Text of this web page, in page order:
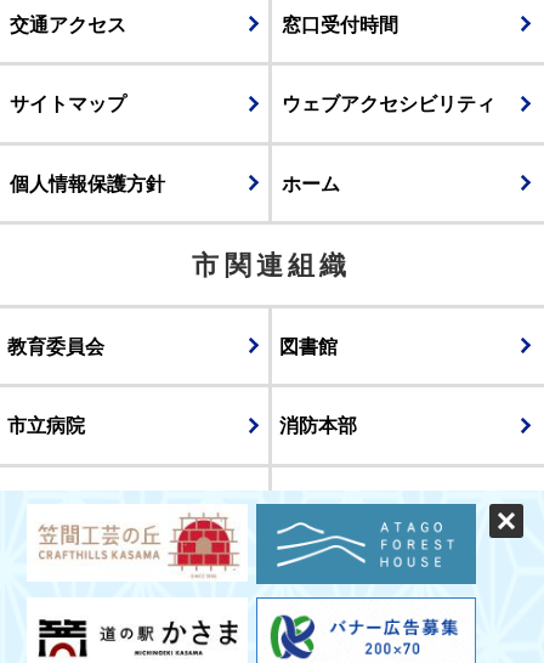
交通アクセス 窓口受付時間
サイトマップ ウェブアクセシビリティ
個人情報保護方針 ホーム
市関連組織
教育委員会 図書館
市立病院 消防本部
議会
表示 スマートフォン版 パソコン版
© CITY OF KASAMA.